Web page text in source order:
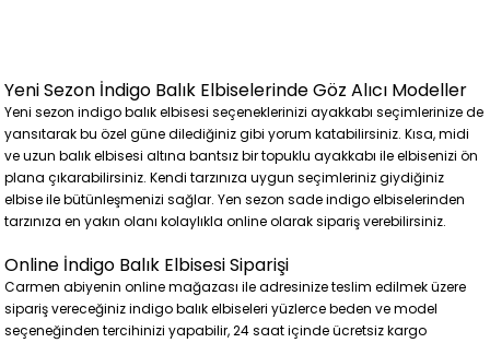
Yeni Sezon İndigo Balık Elbiselerinde Göz Alıcı Modeller
Yeni sezon indigo balık elbisesi seçeneklerinizi ayakkabı seçimlerinize de
yansıtarak bu özel güne dilediğiniz gibi yorum katabilirsiniz. Kısa, midi
ve uzun balık elbisesi altına bantsız bir topuklu ayakkabı ile elbisenizi ön
plana çıkarabilirsiniz. Kendi tarzınıza uygun seçimleriniz giydiğiniz
elbise ile bütünleşmenizi sağlar. Yen sezon sade indigo elbiselerinden
tarzınıza en yakın olanı kolaylıkla online olarak sipariş verebilirsiniz.
Online İndigo Balık Elbisesi Siparişi
Carmen abiyenin online mağazası ile adresinize teslim edilmek üzere
sipariş vereceğiniz indigo balık elbiseleri yüzlerce beden ve model
seçeneğinden tercihinizi yapabilir, 24 saat içinde ücretsiz kargo